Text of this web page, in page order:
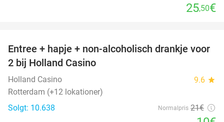
25,50€
52%
Entree + hapje + non-alcoholisch drankje voor
2 bij Holland Casino
Holland Casino 9.6 star
Rotterdam (+12 lokationer)
Solgt: 10.638
Normalpris 21€